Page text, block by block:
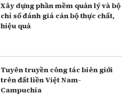
Xây dựng phần mềm quản lý và bộ
chỉ số đánh giá cán bộ thực chất,
hiệu quả
Tuyên truyền công tác biên giới
trên đất liền Việt Nam-
Campuchia